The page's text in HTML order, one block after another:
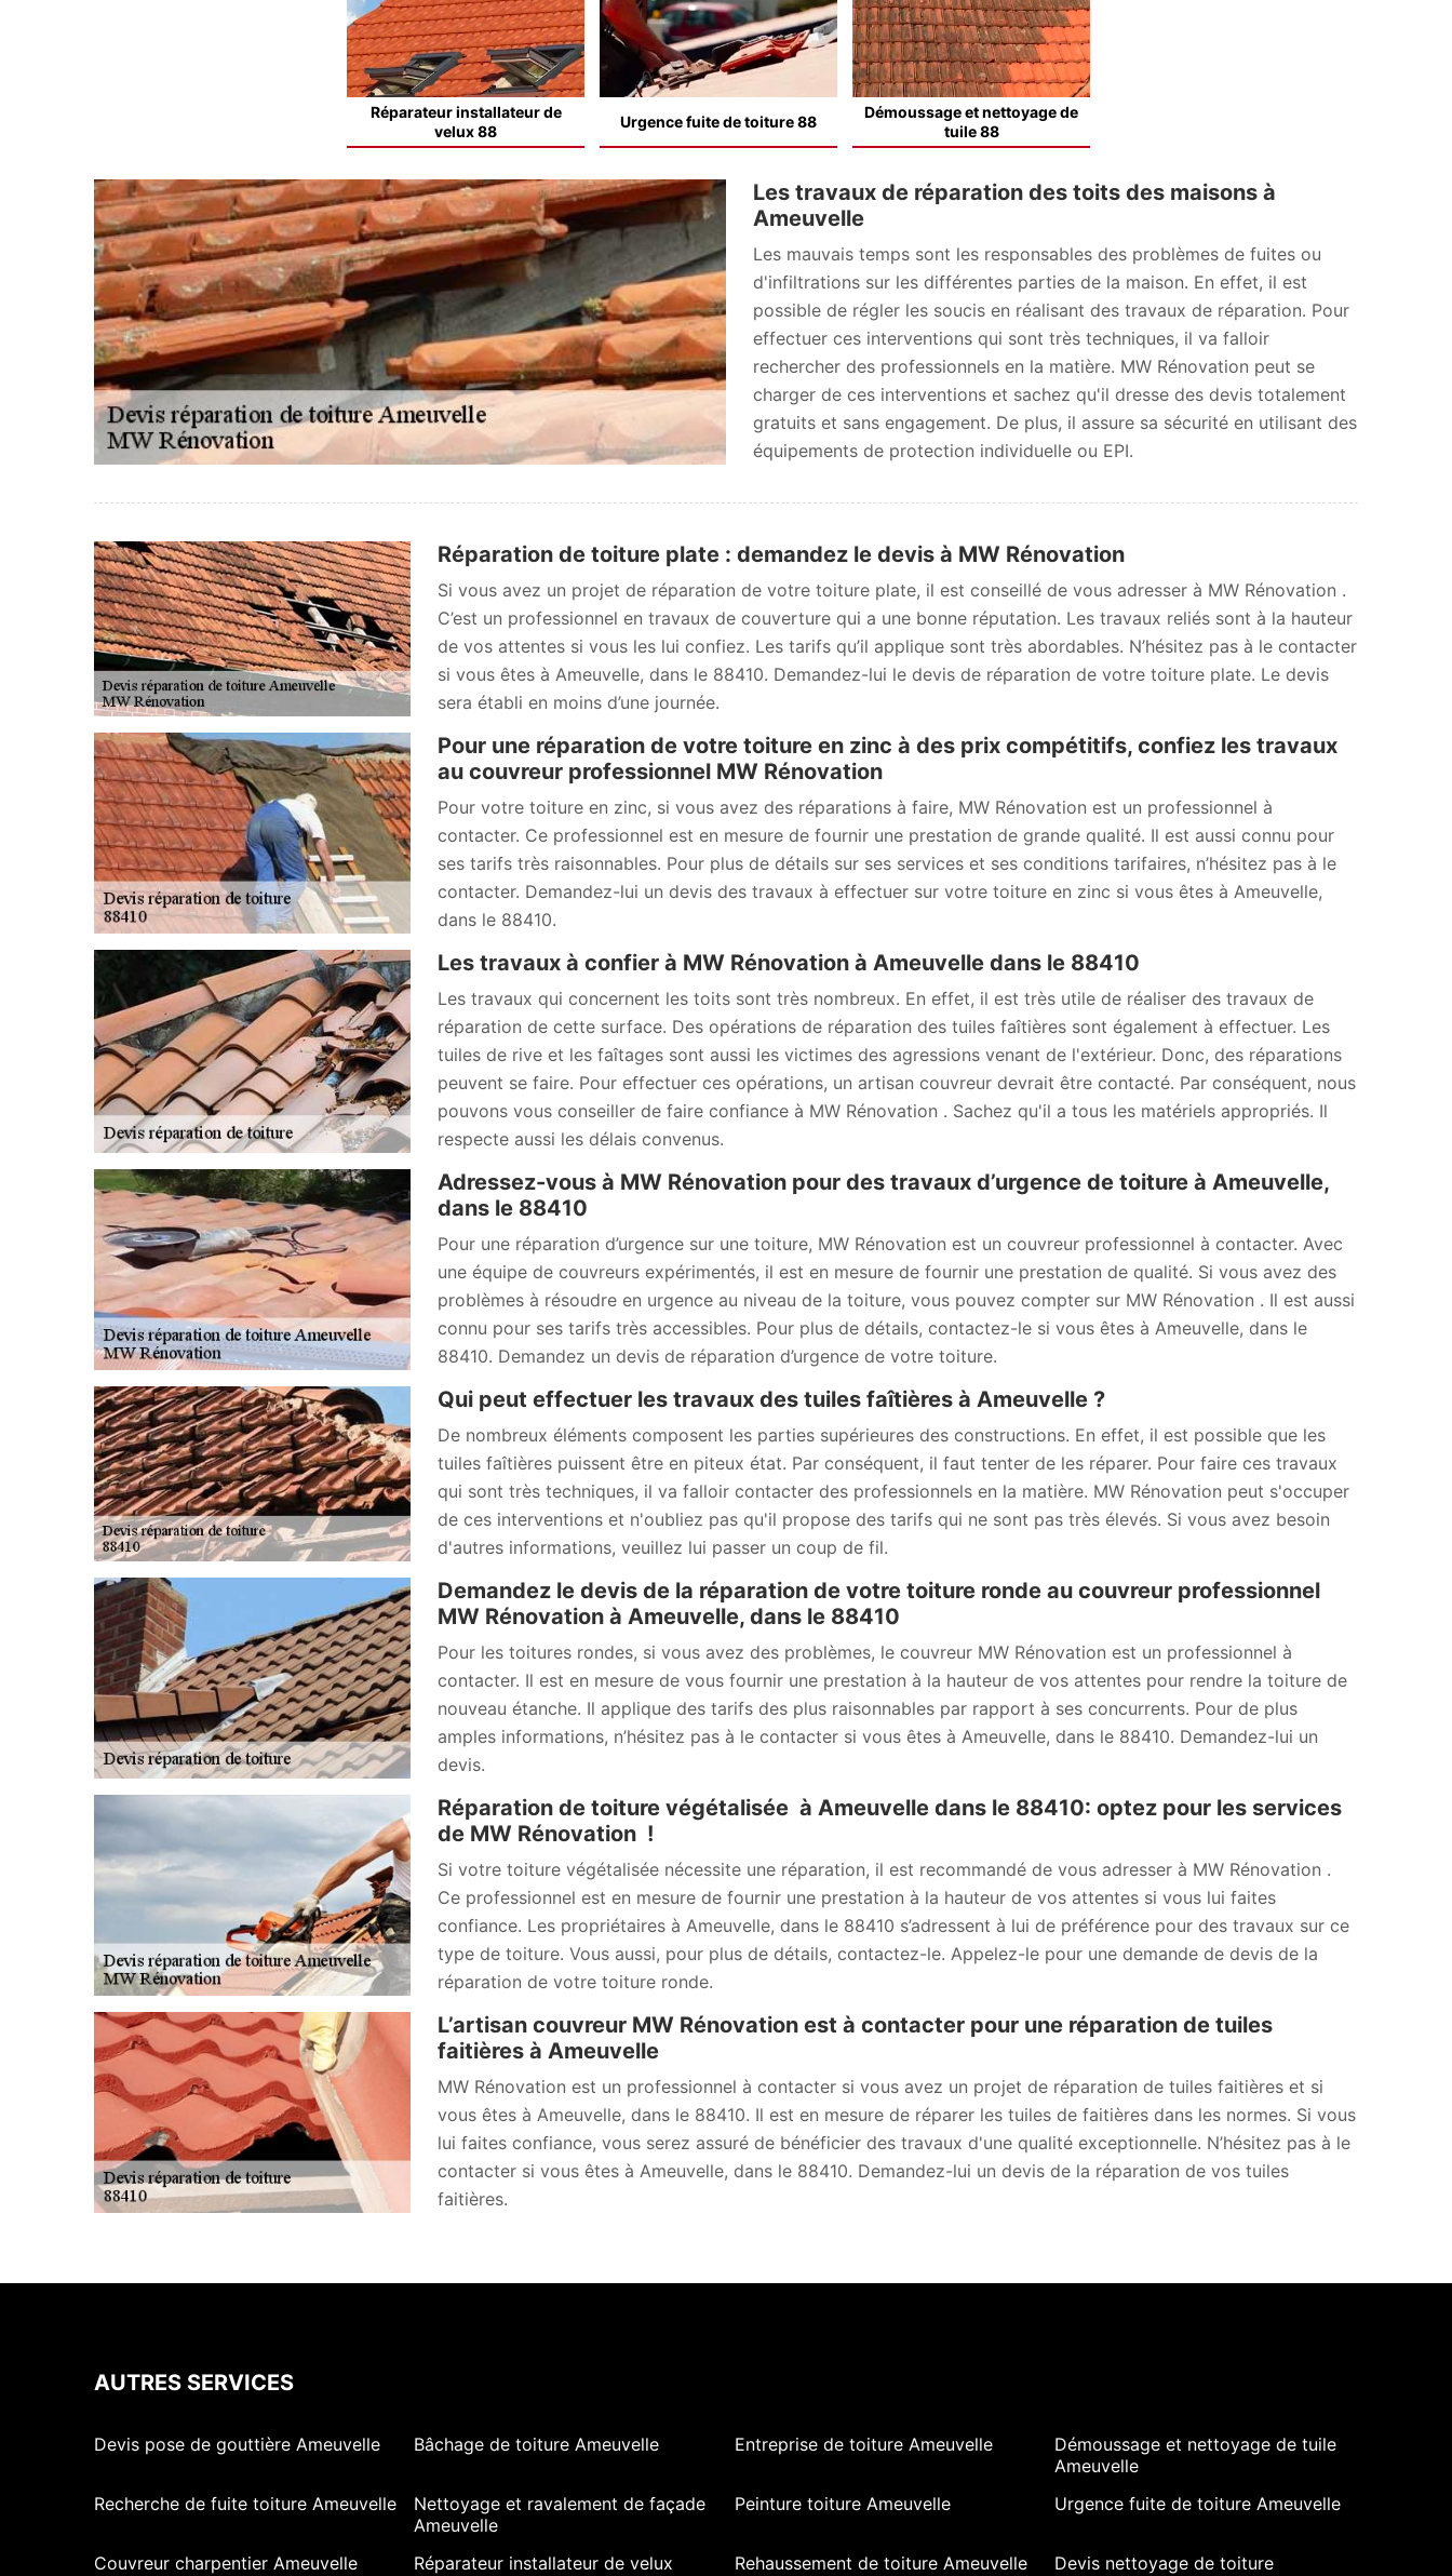
Réparateur installateur de
velux 88
Urgence fuite de toiture 88
Démoussage et nettoyage de
tuile 88
Les travaux de réparation des toits des maisons à
Ameuvelle
Les mauvais temps sont les responsables des problèmes de fuites ou
d'infiltrations sur les différentes parties de la maison. En effet, il est
possible de régler les soucis en réalisant des travaux de réparation. Pour
effectuer ces interventions qui sont très techniques, il va falloir
rechercher des professionnels en la matière. MW Rénovation peut se
charger de ces interventions et sachez qu'il dresse des devis totalement
gratuits et sans engagement. De plus, il assure sa sécurité en utilisant des
équipements de protection individuelle ou EPI.
Réparation de toiture plate : demandez le devis à MW Rénovation
Si vous avez un projet de réparation de votre toiture plate, il est conseillé de vous adresser à MW Rénovation .
C’est un professionnel en travaux de couverture qui a une bonne réputation. Les travaux reliés sont à la hauteur
de vos attentes si vous les lui confiez. Les tarifs qu’il applique sont très abordables. N’hésitez pas à le contacter
si vous êtes à Ameuvelle, dans le 88410. Demandez-lui le devis de réparation de votre toiture plate. Le devis
sera établi en moins d’une journée.
Pour une réparation de votre toiture en zinc à des prix compétitifs, confiez les travaux
au couvreur professionnel MW Rénovation
Pour votre toiture en zinc, si vous avez des réparations à faire, MW Rénovation est un professionnel à
contacter. Ce professionnel est en mesure de fournir une prestation de grande qualité. Il est aussi connu pour
ses tarifs très raisonnables. Pour plus de détails sur ses services et ses conditions tarifaires, n’hésitez pas à le
contacter. Demandez-lui un devis des travaux à effectuer sur votre toiture en zinc si vous êtes à Ameuvelle,
dans le 88410.
Les travaux à confier à MW Rénovation à Ameuvelle dans le 88410
Les travaux qui concernent les toits sont très nombreux. En effet, il est très utile de réaliser des travaux de
réparation de cette surface. Des opérations de réparation des tuiles faîtières sont également à effectuer. Les
tuiles de rive et les faîtages sont aussi les victimes des agressions venant de l'extérieur. Donc, des réparations
peuvent se faire. Pour effectuer ces opérations, un artisan couvreur devrait être contacté. Par conséquent, nous
pouvons vous conseiller de faire confiance à MW Rénovation . Sachez qu'il a tous les matériels appropriés. Il
respecte aussi les délais convenus.
Adressez-vous à MW Rénovation pour des travaux d’urgence de toiture à Ameuvelle,
dans le 88410
Pour une réparation d’urgence sur une toiture, MW Rénovation est un couvreur professionnel à contacter. Avec
une équipe de couvreurs expérimentés, il est en mesure de fournir une prestation de qualité. Si vous avez des
problèmes à résoudre en urgence au niveau de la toiture, vous pouvez compter sur MW Rénovation . Il est aussi
connu pour ses tarifs très accessibles. Pour plus de détails, contactez-le si vous êtes à Ameuvelle, dans le
88410. Demandez un devis de réparation d’urgence de votre toiture.
Qui peut effectuer les travaux des tuiles faîtières à Ameuvelle ?
De nombreux éléments composent les parties supérieures des constructions. En effet, il est possible que les
tuiles faîtières puissent être en piteux état. Par conséquent, il faut tenter de les réparer. Pour faire ces travaux
qui sont très techniques, il va falloir contacter des professionnels en la matière. MW Rénovation peut s'occuper
de ces interventions et n'oubliez pas qu'il propose des tarifs qui ne sont pas très élevés. Si vous avez besoin
d'autres informations, veuillez lui passer un coup de fil.
Demandez le devis de la réparation de votre toiture ronde au couvreur professionnel
MW Rénovation à Ameuvelle, dans le 88410
Pour les toitures rondes, si vous avez des problèmes, le couvreur MW Rénovation est un professionnel à
contacter. Il est en mesure de vous fournir une prestation à la hauteur de vos attentes pour rendre la toiture de
nouveau étanche. Il applique des tarifs des plus raisonnables par rapport à ses concurrents. Pour de plus
amples informations, n’hésitez pas à le contacter si vous êtes à Ameuvelle, dans le 88410. Demandez-lui un
devis.
Réparation de toiture végétalisée à Ameuvelle dans le 88410: optez pour les services
de MW Rénovation !
Si votre toiture végétalisée nécessite une réparation, il est recommandé de vous adresser à MW Rénovation .
Ce professionnel est en mesure de fournir une prestation à la hauteur de vos attentes si vous lui faites
confiance. Les propriétaires à Ameuvelle, dans le 88410 s’adressent à lui de préférence pour des travaux sur ce
type de toiture. Vous aussi, pour plus de détails, contactez-le. Appelez-le pour une demande de devis de la
réparation de votre toiture ronde.
L’artisan couvreur MW Rénovation est à contacter pour une réparation de tuiles
faitières à Ameuvelle
MW Rénovation est un professionnel à contacter si vous avez un projet de réparation de tuiles faitières et si
vous êtes à Ameuvelle, dans le 88410. Il est en mesure de réparer les tuiles de faitières dans les normes. Si vous
lui faites confiance, vous serez assuré de bénéficier des travaux d'une qualité exceptionnelle. N’hésitez pas à le
contacter si vous êtes à Ameuvelle, dans le 88410. Demandez-lui un devis de la réparation de vos tuiles
faitières.
AUTRES SERVICES
Devis pose de gouttière Ameuvelle Bâchage de toiture Ameuvelle Entreprise de toiture Ameuvelle
Démoussage et nettoyage de tuile
Ameuvelle
Recherche de fuite toiture Ameuvelle
Nettoyage et ravalement de façade
Ameuvelle
Peinture toiture Ameuvelle Urgence fuite de toiture Ameuvelle
Couvreur charpentier Ameuvelle
Réparateur installateur de velux
Rehaussement de toiture Ameuvelle
Devis nettoyage de toiture